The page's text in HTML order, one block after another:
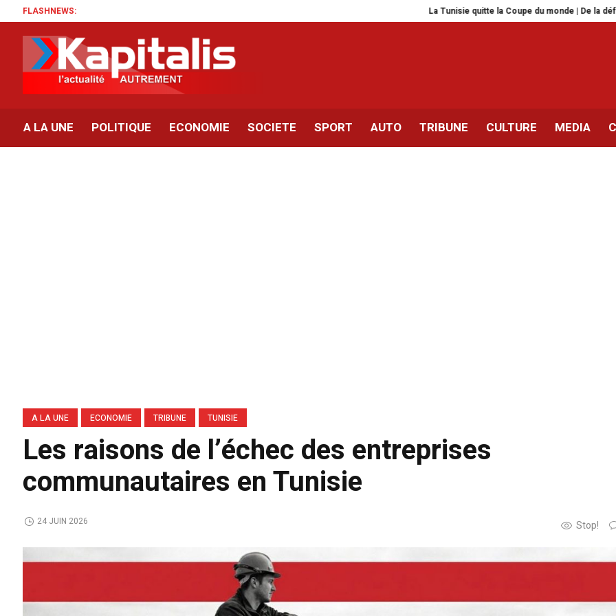
FLASHNEWS: La Tunisie quitte la Coupe du monde | De la défaite à
A LA UNE POLITIQUE ECONOMIE SOCIETE SPORT AUTO TRIBUNE CULTURE MEDIA
A LA UNE ECONOMIE TRIBUNE TUNISIE
Les raisons de l’échec des entreprises
communautaires en Tunisie
Stop!
24 JUIN 2026